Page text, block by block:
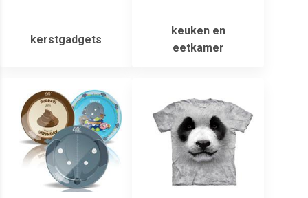
kerstgadgets
keuken en
eetkamer